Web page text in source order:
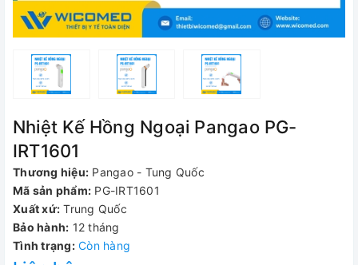
Nhiệt Kế Hồng Ngoại Pangao PG-
IRT1601
Thương hiệu: Pangao - Tung Quốc
Mã sản phẩm: PG-IRT1601
Xuất xứ: Trung Quốc
Bảo hành: 12 tháng
Tình trạng: Còn hàng